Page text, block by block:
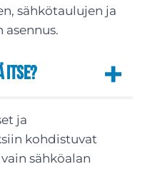
sähkötaulujen ja
itse?
ja
kohdistuvat
sähköalan